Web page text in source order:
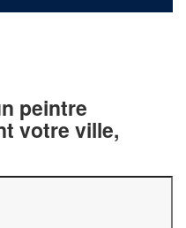
peintre
votre ville,